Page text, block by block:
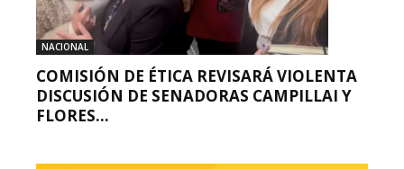
NACIONAL
COMISIÓN DE ÉTICA REVISARÁ VIOLENTA
DISCUSIÓN DE SENADORAS CAMPILLAI Y
FLORES...